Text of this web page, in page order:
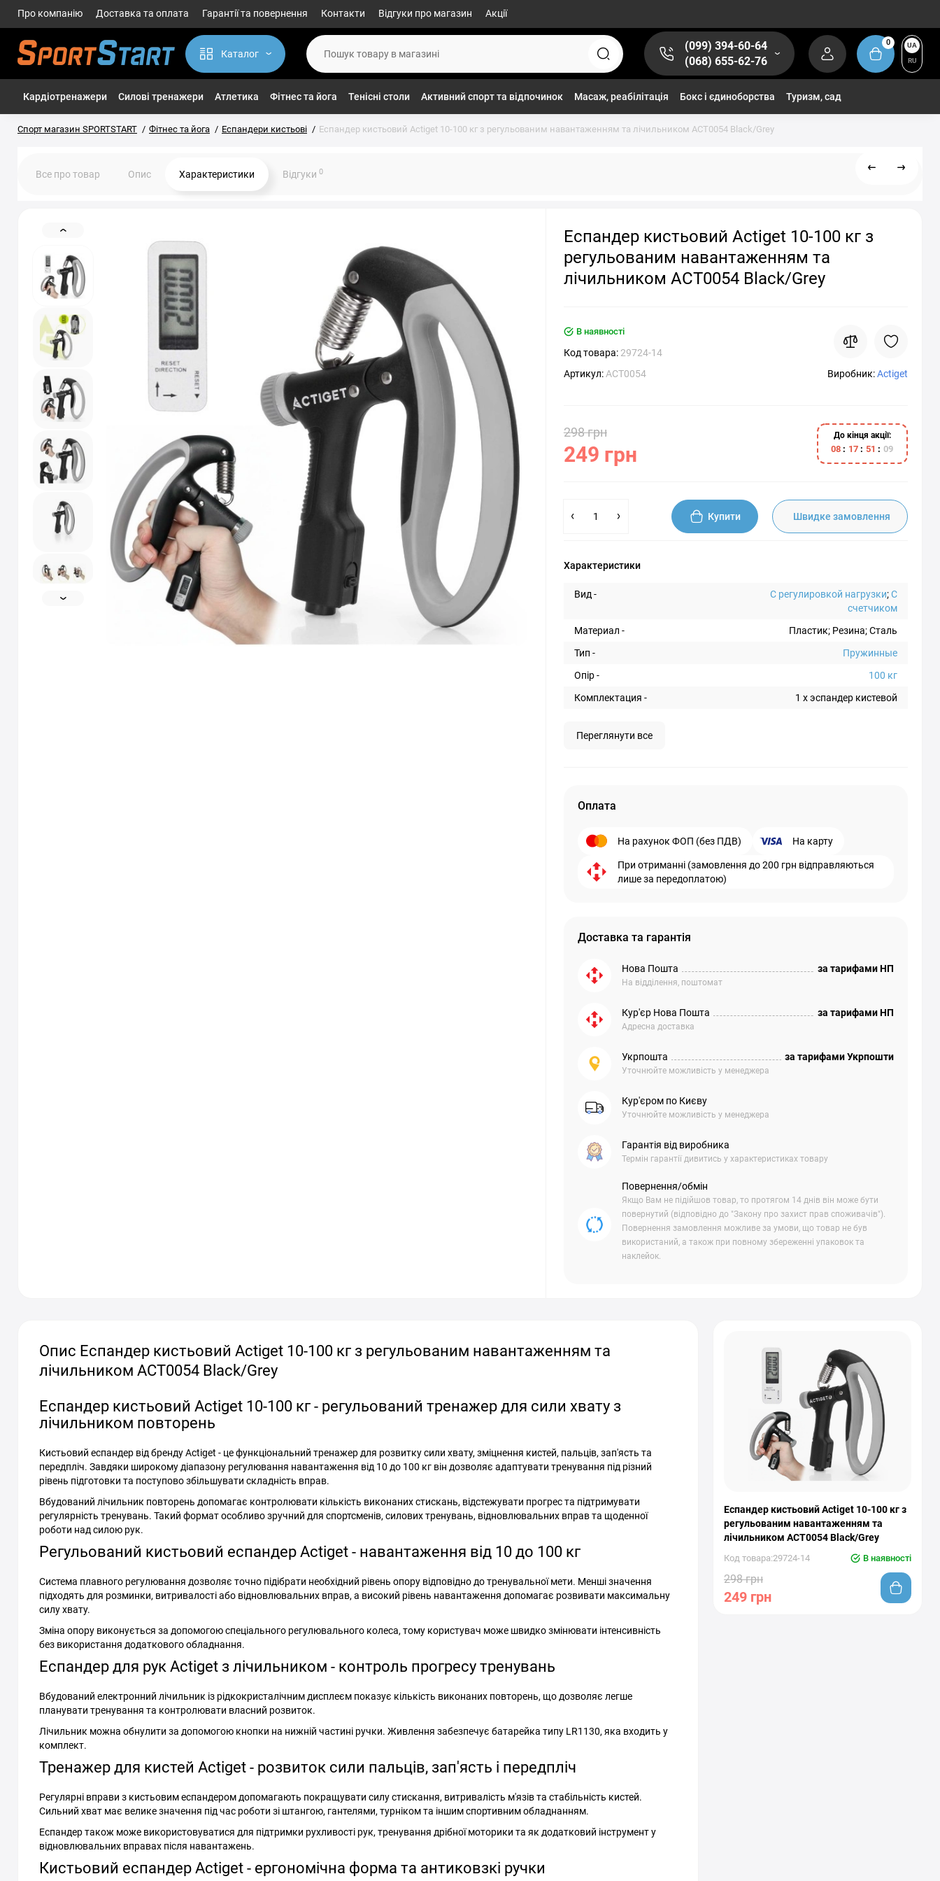
Про компанію Доставка та оплата Гарантії та повернення Контакти Відгуки про магазин Акції
Каталог
(099) 394-60-64
(068) 655-62-76
0
UA
RU
Кардіотренажери Силові тренажери Атлетика Фітнес та йога Тенісні столи Активний спорт та відпочинок Масаж, реабілітація Бокс і єдиноборства Туризм, сад
Спорт магазин SPORTSTART Фітнес та йога Еспандери кистьові Еспандер кистьовий Actiget 10-100 кг з регульованим навантаженням та лічильником ACT0054 Black/Grey
Все про товар Опис Характеристики Відгуки 0
Еспандер кистьовий Actiget 10-100 кг з
регульованим навантаженням та
лічильником ACT0054 Black/Grey
В наявності
Код товара: 29724-14
Артикул: ACT0054 Виробник:Actiget
298 грн
249 грн
До кінця акції:
08 17 51 07
Купити Швидке замовлення
Характеристики
Вид - С регулировкой нагрузки;С
счетчиком
Материал -
Пластик; Резина; Сталь
Тип -
Пружинные
Опір -
100 кг
Комплектация -
1 х эспандер кистевой
Переглянути все
Оплата
На рахунок ФОП (без ПДВ) На карту
При отриманні (замовлення до 200 грн відправляються
лише за передоплатою)
Доставка та гарантія
Нова Пошта
На відділення, поштомат
за тарифами НП
Кур'єр Нова Пошта
Адресна доставка
за тарифами НП
Укрпошта
Уточнюйте можливість у менеджера
за тарифами Укрпошти
Кур'єром по Києву
Уточнюйте можливість у менеджера
Гарантія від виробника
Термін гарантії дивитись у характеристиках товару
Повернення/обмін
Якщо Вам не підійшов товар, то протягом 14 днів він може бути
повернутий (відповідно до "Закону про захист прав споживачів").
Повернення замовлення можливе за умови, що товар не був
використаний, а також при повному збереженні упаковок та
наклейок.
Опис Еспандер кистьовий Actiget 10-100 кг з регульованим навантаженням та
лічильником ACT0054 Black/Grey
Еспандер кистьовий Actiget 10-100 кг - регульований тренажер для сили хвату з
лічильником повторень
Кистьовий еспандер від бренду Actiget - це функціональний тренажер для розвитку сили хвату, зміцнення кистей, пальців, зап'ясть та
передпліч. Завдяки широкому діапазону регулювання навантаження від 10 до 100 кг він дозволяє адаптувати тренування під різний
рівень підготовки та поступово збільшувати складність вправ.
Вбудований лічильник повторень допомагає контролювати кількість виконаних стискань, відстежувати прогрес та підтримувати
регулярність тренувань. Такий формат особливо зручний для спортсменів, силових тренувань, відновлювальних вправ та щоденної
роботи над силою рук.
Регульований кистьовий еспандер Actiget - навантаження від 10 до 100 кг
Система плавного регулювання дозволяє точно підібрати необхідний рівень опору відповідно до тренувальної мети. Менші значення
підходять для розминки, витривалості або відновлювальних вправ, а високий рівень навантаження допомагає розвивати максимальну
силу хвату.
Зміна опору виконується за допомогою спеціального регулювального колеса, тому користувач може швидко змінювати інтенсивність
без використання додаткового обладнання.
Еспандер для рук Actiget з лічильником - контроль прогресу тренувань
Вбудований електронний лічильник із рідкокристалічним дисплеєм показує кількість виконаних повторень, що дозволяє легше
планувати тренування та контролювати власний розвиток.
Лічильник можна обнулити за допомогою кнопки на нижній частині ручки. Живлення забезпечує батарейка типу LR1130, яка входить у
комплект.
Тренажер для кистей Actiget - розвиток сили пальців, зап'ясть і передпліч
Регулярні вправи з кистьовим еспандером допомагають покращувати силу стискання, витривалість м'язів та стабільність кистей.
Сильний хват має велике значення під час роботи зі штангою, гантелями, турніком та іншим спортивним обладнанням.
Еспандер також може використовуватися для підтримки рухливості рук, тренування дрібної моторики та як додатковий інструмент у
відновлювальних вправах після навантажень.
Кистьовий еспандер Actiget - ергономічна форма та антиковзкі ручки
Еспандер кистьовий Actiget 10-100 кг з
регульованим навантаженням та
лічильником ACT0054 Black/Grey
Код товара:29724-14 В наявності
298 грн
249 грн